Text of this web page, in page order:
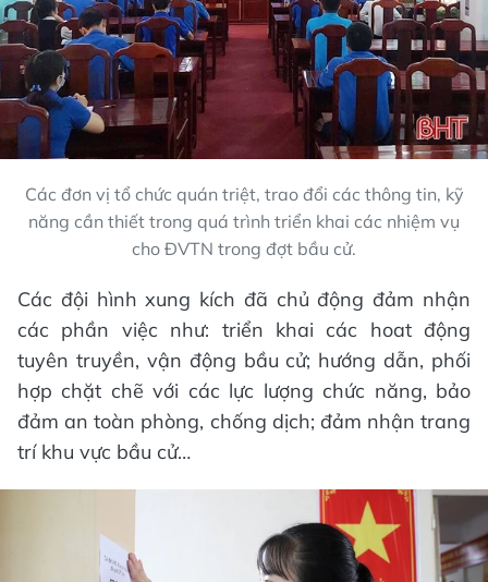
Các đơn vị tổ chức quán triệt, trao đổi các thông tin, kỹ
năng cần thiết trong quá trình triển khai các nhiệm vụ
cho ĐVTN trong đợt bầu cử.
Các đội hình xung kích đã chủ động đảm nhận
các phần việc như: triển khai các hoat động
tuyên truyền, vận động bầu cử; hướng dẫn, phối
hợp chặt chẽ với các lực lượng chức năng, bảo
đảm an toàn phòng, chống dịch; đảm nhận trang
trí khu vực bầu cử…